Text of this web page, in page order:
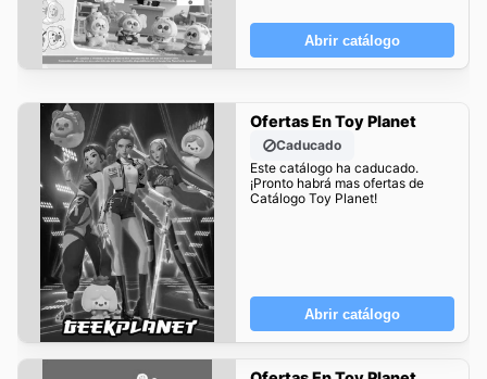
Abrir catálogo
Ofertas En Toy Planet
Caducado
Este catálogo ha caducado.
¡Pronto habrá mas ofertas de
Catálogo Toy Planet!
Abrir catálogo